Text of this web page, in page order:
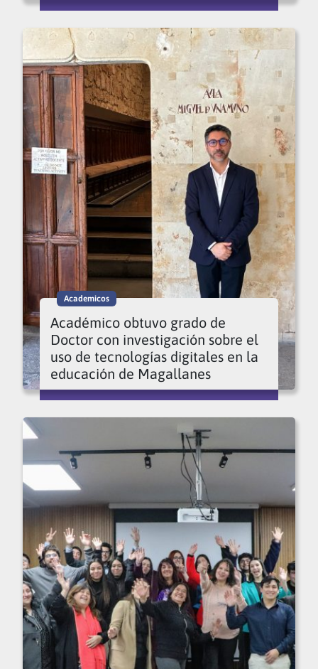
Academicos
Académico obtuvo grado de
Doctor con investigación sobre el
uso de tecnologías digitales en la
educación de Magallanes